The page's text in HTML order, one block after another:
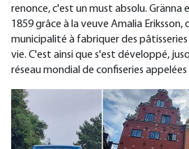
renonce, c'est un must absolu. Gränna
1859 grâce à la veuve Amalia
municipalité à fabriquer des
vie. C'est ainsi que s'est développé,
réseau mondial de confiseries appelées